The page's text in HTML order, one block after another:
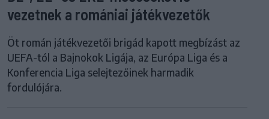
vezetnek a romániai játékvezetők
Öt román játékvezetői brigád kapott megbízást az
UEFA-tól a Bajnokok Ligája, az Európa Liga és a
Konferencia Liga selejtezőinek harmadik
fordulójára.